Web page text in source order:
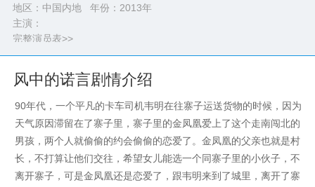
地区：中国内地 年份： 2013年
主演：
完整演员表>>
风中的诺言剧情介绍
90年代，一个平凡的卡车司机韦明在往寨子运送货物的时候，因为
天气原因滞留在了寨子里，寨子里的金凤凰爱上了这个走南闯北的
男孩，两个人就偷偷的约会偷偷的恋爱了。金凤凰的父亲也就是村
长，不打算让他们交往，希望女儿能选一个同寨子里的小伙子，不
离开寨子，可是金凤凰还是恋爱了，跟韦明来到了城里，离开了寨